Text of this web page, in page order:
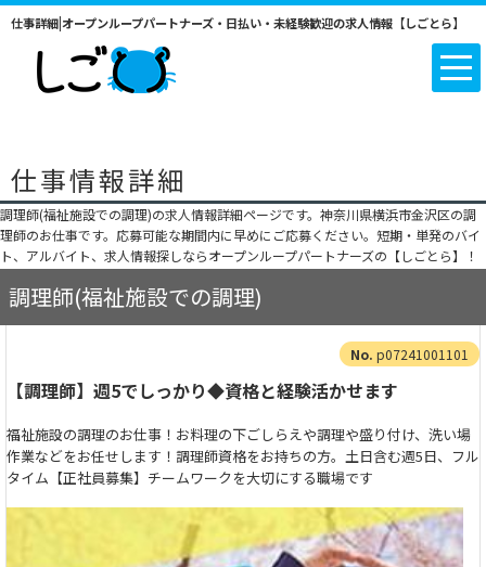
仕事詳細|オープンループパートナーズ・日払い・未経験歓迎の求人情報【しごとら】
仕事情報詳細
調理師(福祉施設での調理)の求人情報詳細ページです。神奈川県横浜市金沢区の調
理師のお仕事です。応募可能な期間内に早めにご応募ください。短期・単発のバイ
ト、アルバイト、求人情報探しならオープンループパートナーズの【しごとら】！
調理師(福祉施設での調理)
p07241001101
【調理師】週5でしっかり◆資格と経験活かせます
福祉施設の調理のお仕事！お料理の下ごしらえや調理や盛り付け、洗い場
作業などをお任せします！調理師資格をお持ちの方。土日含む週5日、フル
タイム【正社員募集】チームワークを大切にする職場です